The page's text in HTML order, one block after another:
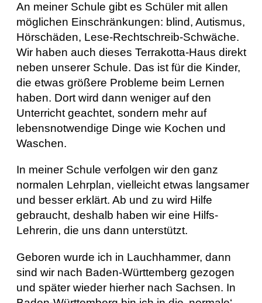
An meiner Schule gibt es Schüler mit allen
möglichen Einschränkungen: blind, Autismus,
Hörschäden, Lese-Rechtschreib-Schwäche.
Wir haben auch dieses Terrakotta-Haus direkt
neben unserer Schule. Das ist für die Kinder,
die etwas größere Probleme beim Lernen
haben. Dort wird dann weniger auf den
Unterricht geachtet, sondern mehr auf
lebensnotwendige Dinge wie Kochen und
Waschen.
In meiner Schule verfolgen wir den ganz
normalen Lehrplan, vielleicht etwas langsamer
und besser erklärt. Ab und zu wird Hilfe
gebraucht, deshalb haben wir eine Hilfs-
Lehrerin, die uns dann unterstützt.
Geboren wurde ich in Lauchhammer, dann
sind wir nach Baden-Württemberg gezogen
und später wieder hierher nach Sachsen. In